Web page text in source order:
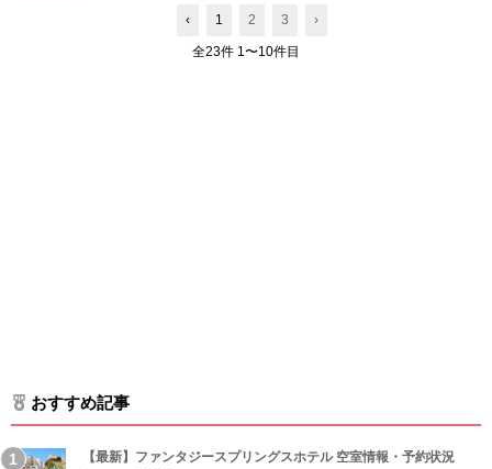
‹ 1 2 3 ›
全23件 1〜10件目
おすすめ記事
【最新】ファンタジースプリングスホテル 空室情報・予約状況